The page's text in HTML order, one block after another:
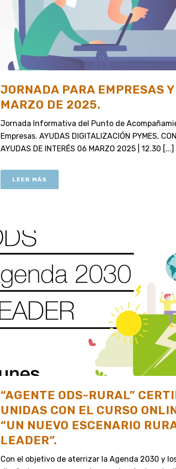
JORNADA PARA EMPRESAS
MARZO DE 2025.
Jornada Informativa del Punto de
Empresas. AYUDAS DIGITALIZACIÓN PYMES,
AYUDAS DE INTERÉS 06 MARZO 2025 | 12.30 [...]
LEER MÁS
“AGENTE ODS-RURAL”
UNIDAS CON EL CURSO
“UN NUEVO ESCENARIO
LEADER”.
Con el objetivo de aterrizar la Agenda 2030 y